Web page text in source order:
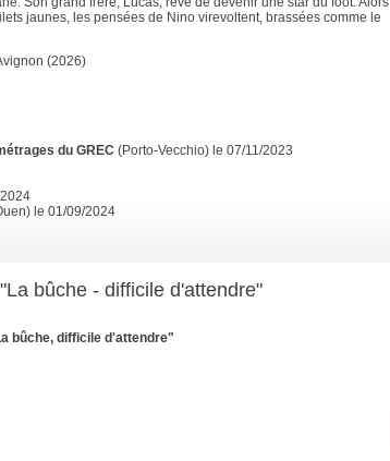
jaunes, les pensées de Nino virevoltent, brassées comme le
(2026)
du GREC (Porto-Vecchio) le 07/11/2023
le 01/09/2024
bûche - difficile d'attendre"
bûche, difficile d'attendre"